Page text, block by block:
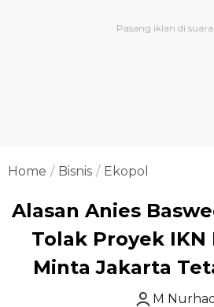
Home Bisnis Ekopol
Alasan Anies
Tolak Proyek IKN
Minta Jakarta
M